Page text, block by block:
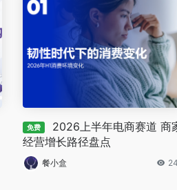
免费
2026上半年电商赛道 商
经营增长路径盘点
餐小盒